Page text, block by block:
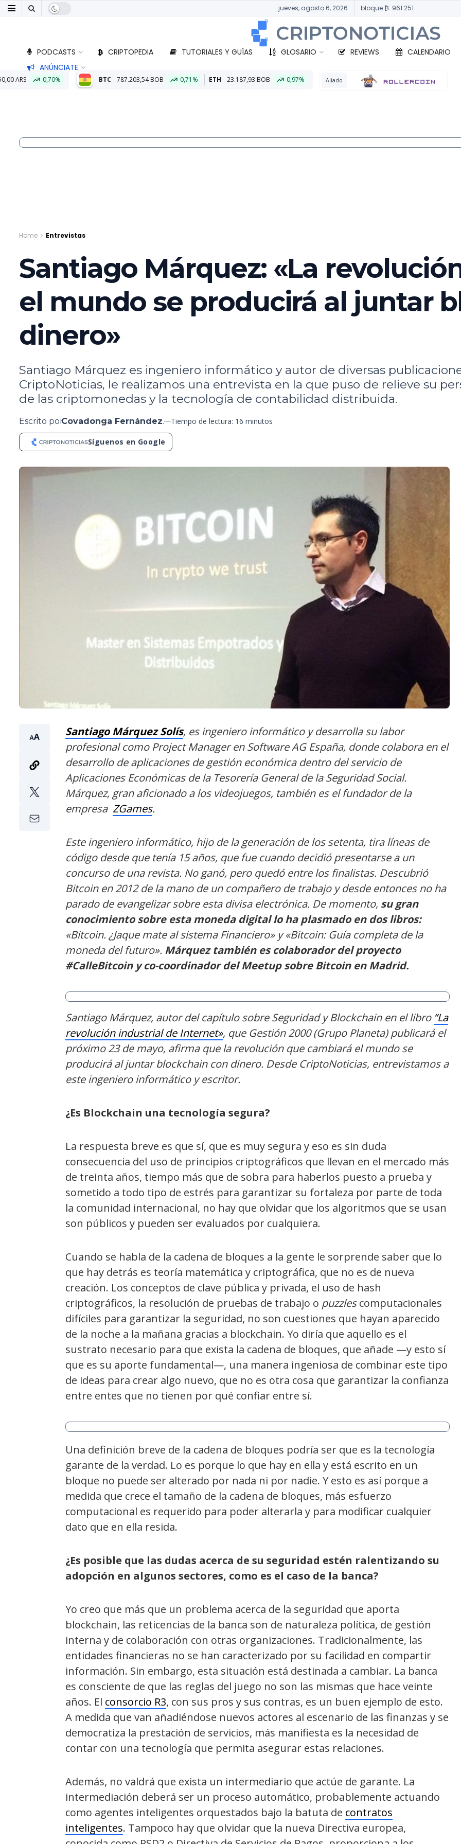
jueves, agosto 6, 2026 bloque ₿: 961.251
PODCASTS CRIPTOPEDIA TUTORIALES Y GUÍAS GLOSARIO REVIEWS CALENDARIO
ANÚNCIATE
BTC 787.203,54 BOB 0,71% ETH 23.187,93 BOB 0,97% Aliado BTC
Home Entrevistas
Santiago Márquez: «La
el mundo se producirá al juntar
dinero»
Santiago Márquez es ingeniero informático y autor de diversas
CriptoNoticias, le realizamos una entrevista en la que puso de relieve su
de las criptomonedas y la tecnología de contabilidad distribuida.
Escrito porCovadonga Fernández. Tiempo de lectura: 16 minutos
Síguenos en Google
Santiago Márquez Solís, es ingeniero informático y desarrolla su labor
profesional como Project Manager en Software AG España, donde colabora en el
desarrollo de aplicaciones de gestión económica dentro del servicio de
Aplicaciones Económicas de la Tesorería General de la Seguridad Social.
Márquez, gran aficionado a los videojuegos, también es el fundador de la
empresa ZGames.
Este ingeniero informático, hijo de la generación de los setenta, tira líneas de
código desde que tenía 15 años, que fue cuando decidió presentarse a un
concurso de una revista. No ganó, pero quedó entre los finalistas. Descubrió
Bitcoin en 2012 de la mano de un compañero de trabajo y desde entonces no ha
parado de evangelizar sobre esta divisa electrónica. De momento, su gran
conocimiento sobre esta moneda digital lo ha plasmado en dos libros:
«Bitcoin. ¿Jaque mate al sistema Financiero» y «Bitcoin: Guía completa de la
moneda del futuro». Márquez también es colaborador del proyecto
#CalleBitcoin y co-coordinador del Meetup sobre Bitcoin en Madrid.
Santiago Márquez, autor del capítulo sobre Seguridad y Blockchain en el libro “La
revolución industrial de Internet», que Gestión 2000 (Grupo Planeta) publicará el
próximo 23 de mayo, afirma que la revolución que cambiará el mundo se
producirá al juntar blockchain con dinero. Desde CriptoNoticias, entrevistamos a
este ingeniero informático y escritor.
¿Es Blockchain una tecnología segura?
La respuesta breve es que sí, que es muy segura y eso es sin duda
consecuencia del uso de principios criptográficos que llevan en el mercado más
de treinta años, tiempo más que de sobra para haberlos puesto a prueba y
sometido a todo tipo de estrés para garantizar su fortaleza por parte de toda
la comunidad internacional, no hay que olvidar que los algoritmos que se usan
son públicos y pueden ser evaluados por cualquiera.
Cuando se habla de la cadena de bloques a la gente le sorprende saber que lo
que hay detrás es teoría matemática y criptográfica, que no es de nueva
creación. Los conceptos de clave pública y privada, el uso de hash
criptográficos, la resolución de pruebas de trabajo o puzzlescomputacionales
difíciles para garantizar la seguridad, no son cuestiones que hayan aparecido
de la noche a la mañana gracias a blockchain. Yo diría que aquello es el
sustrato necesario para que exista la cadena de bloques, que añade —y esto sí
que es su aporte fundamental—, una manera ingeniosa de combinar este tipo
de ideas para crear algo nuevo, que no es otra cosa que garantizar la confianza
entre entes que no tienen por qué confiar entre sí.
Una definición breve de la cadena de bloques podría ser que es la tecnología
garante de la verdad. Lo es porque lo que hay en ella y está escrito en un
bloque no puede ser alterado por nada ni por nadie. Y esto es así porque a
medida que crece el tamaño de la cadena de bloques, más esfuerzo
computacional es requerido para poder alterarla y para modificar cualquier
dato que en ella resida.
¿Es posible que las dudas acerca de su seguridad estén ralentizando su
adopción en algunos sectores, como es el caso de la banca?
Yo creo que más que un problema acerca de la seguridad que aporta
blockchain, las reticencias de la banca son de naturaleza política, de gestión
interna y de colaboración con otras organizaciones. Tradicionalmente, las
entidades financieras no se han caracterizado por su facilidad en compartir
información. Sin embargo, esta situación está destinada a cambiar. La banca
es consciente de que las reglas del juego no son las mismas que hace veinte
años. El consorcio R3, con sus pros y sus contras, es un buen ejemplo de esto.
A medida que van añadiéndose nuevos actores al escenario de las finanzas y se
democratiza la prestación de servicios, más manifiesta es la necesidad de
contar con una tecnología que permita asegurar estas relaciones.
Además, no valdrá que exista un intermediario que actúe de garante. La
intermediación deberá ser un proceso automático, probablemente actuando
como agentes inteligentes orquestados bajo la batuta de contratos
inteligentes. Tampoco hay que olvidar que la nueva Directiva europea,